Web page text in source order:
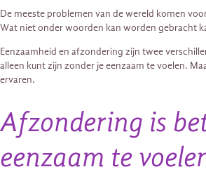
De meeste problemen van de wereld komen
Wat niet onder woorden kan worden gebracht
Eenzaamheid en afzondering zijn twee
alleen kunt zijn zonder je eenzaam te voelen.
ervaren.
Afzondering is
eenzaam te